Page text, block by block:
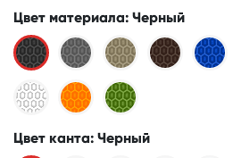
Цвет материала: Черный
Цвет канта: Черный